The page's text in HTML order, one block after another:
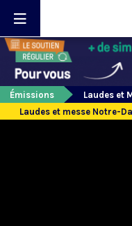
Émissions
Laudes et
Laudes et messe Notre-